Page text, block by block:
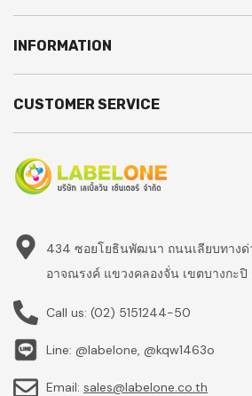
INFORMATION
CUSTOMER SERVICE
434 ซอยโยธินพัฒนา ถนนเลียบทาง
อาจณรงค์ แขวงคลองจั่น เขตบางกะปิ
Call us: (02) 5151244-50
Line: @labelone, @kqw1463o
Email: sales@labelone.co.th